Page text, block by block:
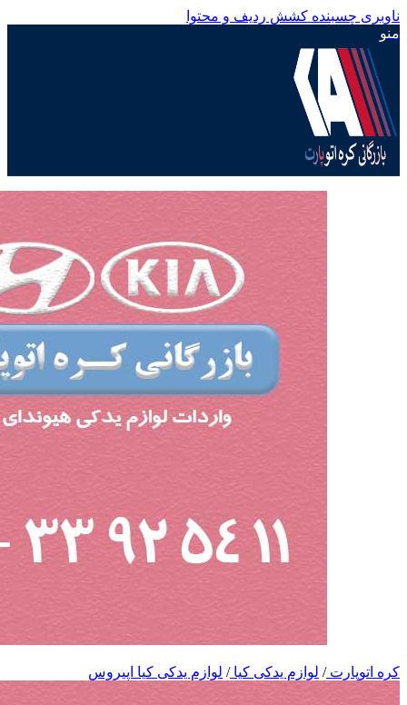
ناوبری چسبنده کشش ردیف و محتوا
منو
کره اتوپارت/ لوازم یدکی کیا/ لوازم یدکی کیا اپیروس